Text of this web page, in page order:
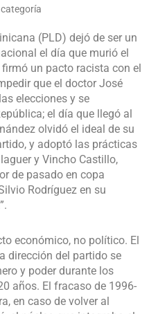
(PLD) dejó de ser un
el día que murió el
un pacto racista con el
que el doctor José
elecciones y se
el día que llegó al
olvidó el ideal de su
y adoptó las prácticas
y Vincho Castillo,
de pasado en copa
Rodríguez en su
económico, no político. El
dirección del partido se
y poder durante los
años. El fracaso de 1996-
en caso de volver al